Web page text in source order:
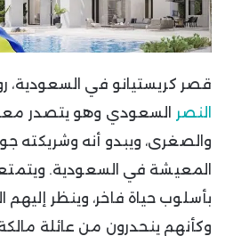
قصر كريستيانو في السعودية،
النصر
السعودي وهو يتصدر
والصغرى، ويبدو أنه وشريكته
المعيشة في السعودية.
بأسلوب حياة فاخر، وينظر إليهم
وكأنهم ينحدرون من عائلة